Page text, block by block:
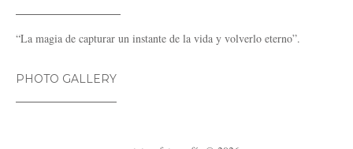
“La magia de capturar un instante de la vida y volverlo eterno”.
PHOTO GALLERY